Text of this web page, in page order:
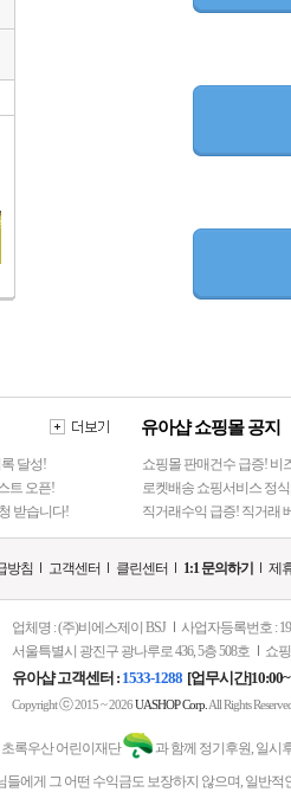
달성!
트 오픈!
받습니다!
유아샵 쇼핑몰 공지
쇼핑몰 판매건수 급증! 비
로켓배송 쇼핑서비스 정
직거래수익 급증! 직거래
방침 고객센터 클린센터 1:1 문의하기 제
업체명 : (주)비에스제이 BSJ
사업자등록번호 :
서울특별시 광진구 광나루로 436, 5층 508호
쇼
유아샵 고객센터 : 1533-1288 [업무시간
Copyrightⓒ2015 ~ 2026UASHOP Corp. All Rights
록우산 어린이재단
과 함께 정기후원, 일시
들에게 그 어떤 수익금도 보장하지 않으며, 일반